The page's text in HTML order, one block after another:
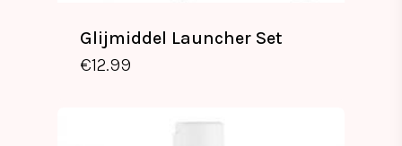
Glijmiddel Launcher Set
€12.99
€12.99